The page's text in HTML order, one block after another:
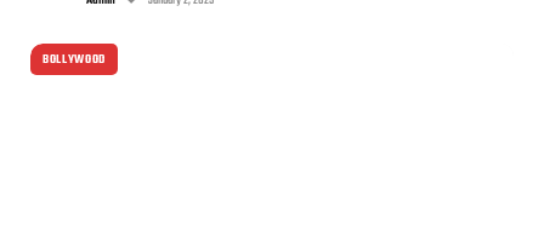
BOLLYWOOD